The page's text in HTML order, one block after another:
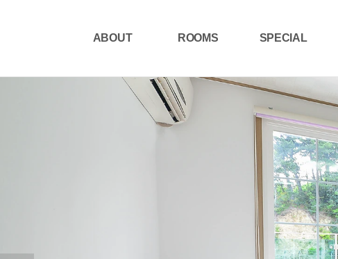
ABOUT ROOMS SPECIAL